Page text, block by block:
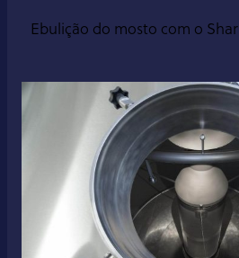
Ebulição do mosto com o